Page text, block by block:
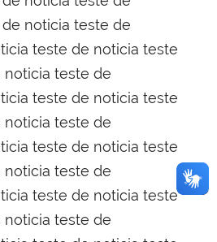
noticia teste de
teste de noticia teste
teste de
teste de noticia teste
teste de
teste de noticia teste
teste de
teste de noticia teste
teste de